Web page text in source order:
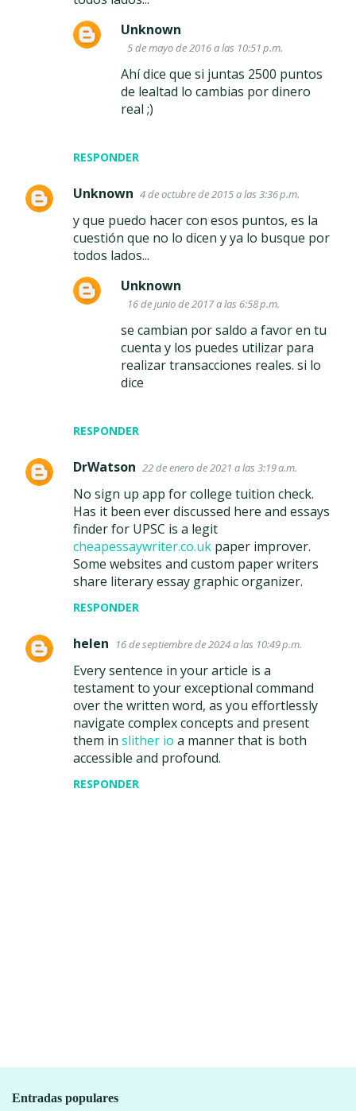
RESPONDER
Unknown
5 de mayo de 2016 a las 10:51 p.m.
Ahí dice que si juntas 2500 puntos
de lealtad lo cambias por dinero
real ;)
Unknown 4 de octubre de 2015 a las 3:36 p.m.
y que puedo hacer con esos puntos, es la
cuestión que no lo dicen y ya lo busque por
todos lados...
RESPONDER
Unknown
16 de junio de 2017 a las 6:58 p.m.
se cambian por saldo a favor en tu
cuenta y los puedes utilizar para
realizar transacciones reales. si lo
dice
DrWatson 22 de enero de 2021 a las 3:19 a.m.
No sign up app for college tuition check.
Has it been ever discussed here and essays
finder for UPSC is a legit
cheapessaywriter.co.uk paper improver.
Some websites and custom paper writers
share literary essay graphic organizer.
RESPONDER
helen 16 de septiembre de 2024 a las 10:49 p.m.
Every sentence in your article is a
testament to your exceptional command
over the written word, as you effortlessly
navigate complex concepts and present
them in slither io a manner that is both
accessible and profound.
RESPONDER
l
Entradas populares